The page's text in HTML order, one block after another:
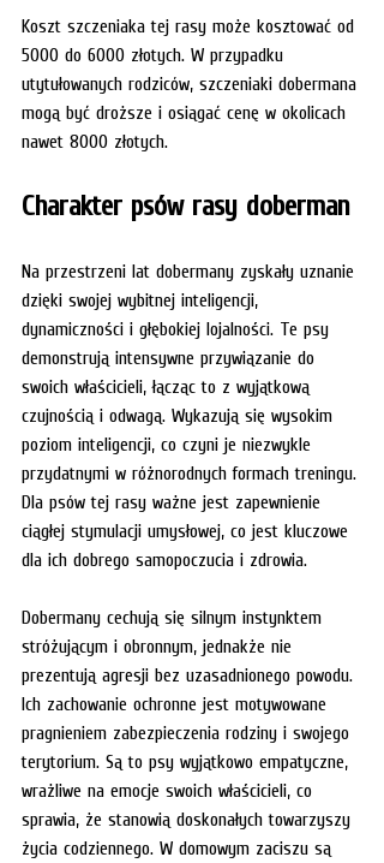
Koszt szczeniaka tej rasy może kosztować od
5000 do 6000 złotych. W przypadku
utytułowanych rodziców, szczeniaki dobermana
mogą być droższe i osiągać cenę w okolicach
nawet 8000 złotych.
Charakter psów rasy doberman
Na przestrzeni lat dobermany zyskały uznanie
dzięki swojej wybitnej inteligencji,
dynamiczności i głębokiej lojalności. Te psy
demonstrują intensywne przywiązanie do
swoich właścicieli, łącząc to z wyjątkową
czujnością i odwagą. Wykazują się wysokim
poziom inteligencji, co czyni je niezwykle
przydatnymi w różnorodnych formach treningu.
Dla psów tej rasy ważne jest zapewnienie
ciągłej stymulacji umysłowej, co jest kluczowe
dla ich dobrego samopoczucia i zdrowia.
Dobermany cechują się silnym instynktem
stróżującym i obronnym, jednakże nie
prezentują agresji bez uzasadnionego powodu.
Ich zachowanie ochronne jest motywowane
pragnieniem zabezpieczenia rodziny i swojego
terytorium. Są to psy wyjątkowo empatyczne,
wrażliwe na emocje swoich właścicieli, co
sprawia, że stanowią doskonałych towarzyszy
życia codziennego. W domowym zaciszu są